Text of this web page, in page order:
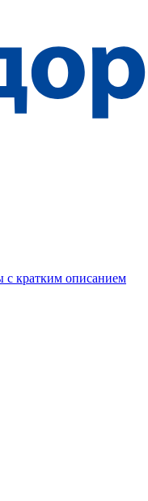
с кратким описанием